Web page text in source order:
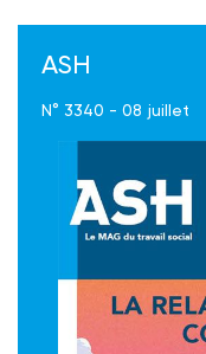
ASH
N° 3340 - 08 juillet